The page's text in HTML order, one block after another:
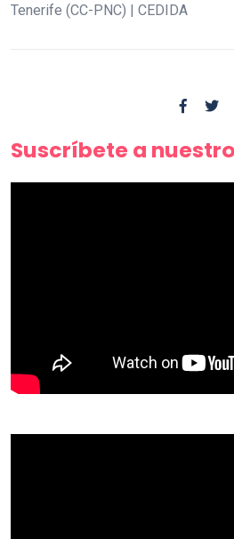
Tenerife (CC-PNC) | CEDIDA
Suscríbete a